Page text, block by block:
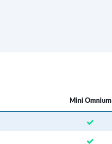
Mini Omnium